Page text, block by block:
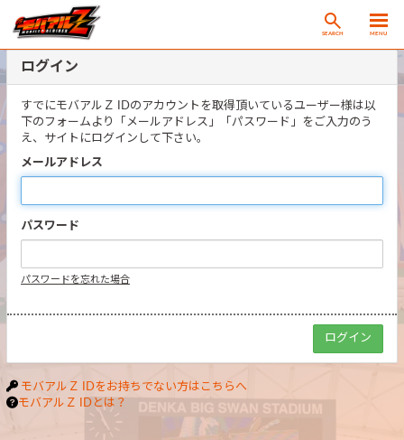
SEARCH MENU
ログイン
すでにモバアルＺ IDのアカウントを取得頂いているユーザー様は以
下のフォームより「メールアドレス」「パスワード」をご入力のう
え、サイトにログインして下さい。
メールアドレス
パスワード
パスワードを忘れた場合
モバアルＺ IDをお持ちでない方はこちらへ
モバアルＺ IDとは？